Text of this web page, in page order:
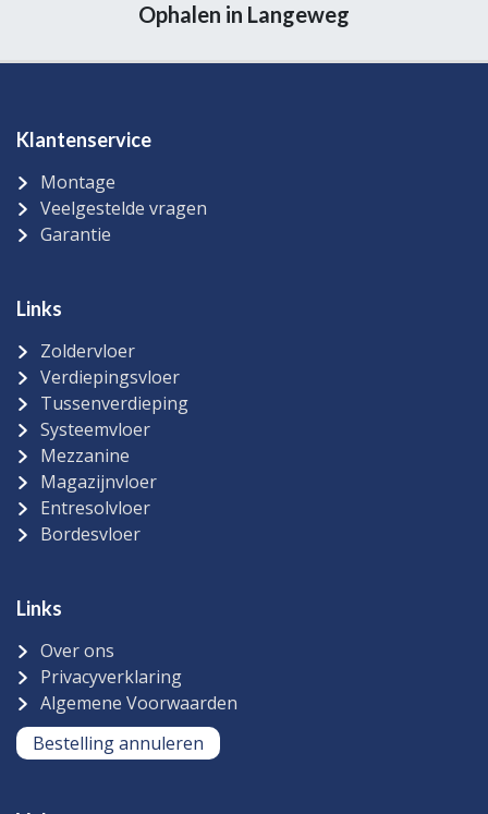
Ophalen in Langeweg
Klantenservice
Montage
Veelgestelde vragen
Garantie
Links
Zoldervloer
Verdiepingsvloer
Tussenverdieping
Systeemvloer
Mezzanine
Magazijnvloer
Entresolvloer
Bordesvloer
Links
Over ons
Privacyverklaring
Algemene Voorwaarden
Bestelling annuleren